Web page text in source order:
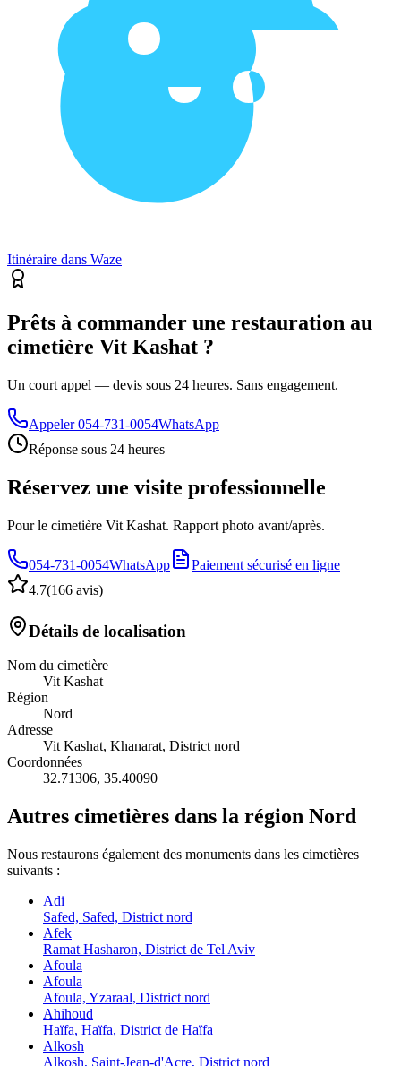
Itinéraire dans Waze
Prêts à commander une restauration au
cimetière Vit Kashat ?
Un court appel — devis sous 24 heures. Sans engagement.
Appeler 054-731-0054WhatsApp
Réponse sous 24 heures
Réservez une visite professionnelle
Pour le cimetière Vit Kashat. Rapport photo avant/après.
054-731-0054WhatsApp
Paiement sécurisé en ligne
4.7(166 avis)
Détails de localisation
Nom du cimetière
Vit Kashat
Région
Nord
Adresse
Vit Kashat, Khanarat, District nord
Coordonnées
32.71306, 35.40090
Autres cimetières dans la région Nord
Nous restaurons également des monuments dans les cimetières
suivants :
Adi
Safed, Safed, District nord
Afek
Ramat Hasharon, District de Tel Aviv
Afoula
Afoula
Afoula, Yzaraal, District nord
Ahihoud
Haïfa, Haïfa, District de Haïfa
Alkosh
Alkosh, Saint-Jean-d'Acre, District nord